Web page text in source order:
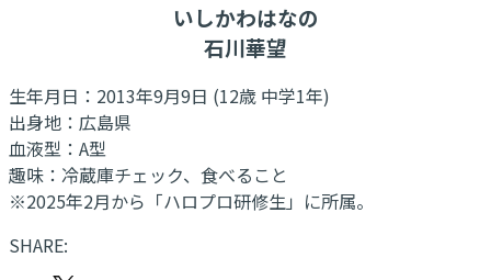
いしかわはなの
石川華望
生年月日：2013年9月9日 (12歳 中学1年)
出身地：広島県
血液型：A型
趣味：冷蔵庫チェック、食べること
※2025年2月から「ハロプロ研修生」に所属。
SHARE: